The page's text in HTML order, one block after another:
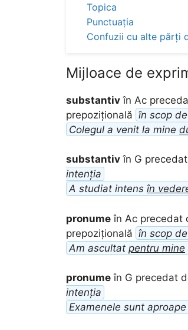
Topica
Punctuația
Confuzii cu alte părți
Mijloace de
substantiv în Ac
prepozițională în scop de
Colegul a venit la mine
substantiv în G
intenția
A studiat intens în
pronume în Ac precedat
prepozițională în scop de
Am ascultat pentru mine
pronume în G precedat
intenția
Examenele sunt